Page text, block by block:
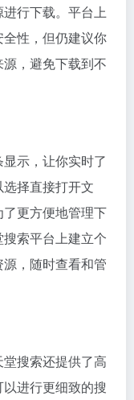
行下载。平台上
性，但仍建议你
，避免下载到不
示，让你实时了
择直接打开文
更方便地管理下
索平台上建立个
，随时查看和管
搜索还提供了高
进行更细致的搜